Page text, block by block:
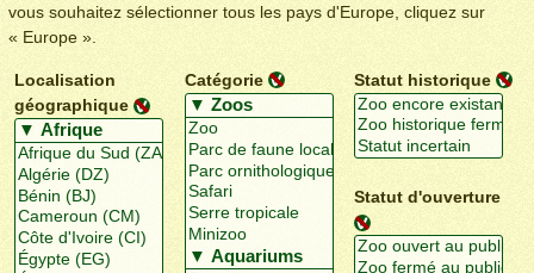
vous souhaitez sélectionner tous les pays d'Europe, cliquez sur
« Europe ».
Localisation
géographique
Catégorie Statut historique
Statut d'ouverture